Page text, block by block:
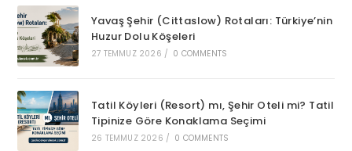
Yavaş Şehir (Cittaslow) Rotaları: Türkiye’nin
Huzur Dolu Köşeleri
27 TEMMUZ 2026 / 0 COMMENTS
Tatil Köyleri (Resort) mı, Şehir Oteli mi? Tatil
Tipinize Göre Konaklama Seçimi
26 TEMMUZ 2026 / 0 COMMENTS